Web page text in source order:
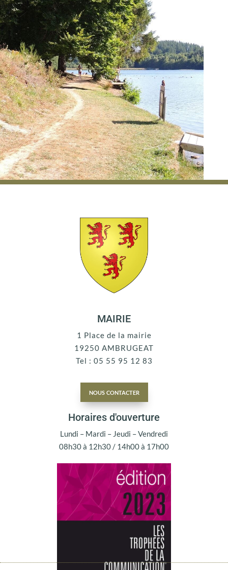
MAIRIE
1 Place de la mairie
19250 AMBRUGEAT
Tel : 05 55 95 12 83
nous contacter
Horaires d'ouverture
Lundi – Mardi – Jeudi – Vendredi
08h30 à 12h30 / 14h00 à 17h00